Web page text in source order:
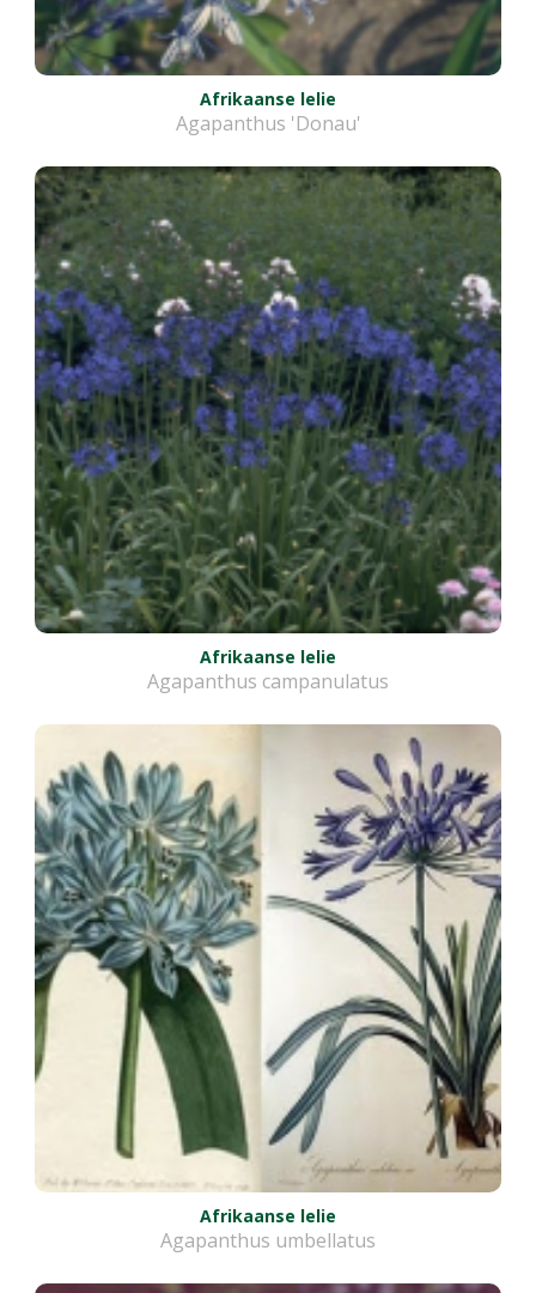
Afrikaanse lelie
Agapanthus 'Donau'
Afrikaanse lelie
Agapanthus campanulatus
Afrikaanse lelie
Agapanthus umbellatus